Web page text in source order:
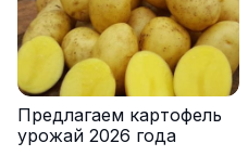
Предлагаем картофель
урожай 2026 года